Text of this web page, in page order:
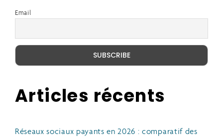
Email
Articles récents
Réseaux sociaux payants en 2026 : comparatif des